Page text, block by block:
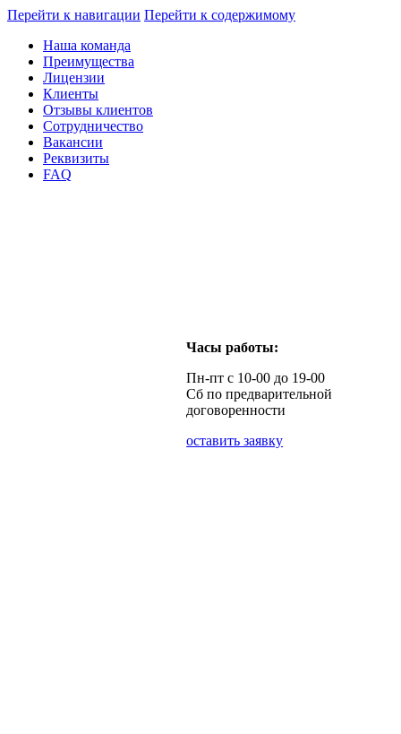
Перейти к навигации Перейти к содержимому
Наша команда
Преимущества
Лицензии
Клиенты
Отзывы клиентов
Сотрудничество
Вакансии
Реквизиты
FAQ
Часы работы:
Пн-пт с 10-00 до 19-00
Сб по предварительной
договоренности
оставить заявку